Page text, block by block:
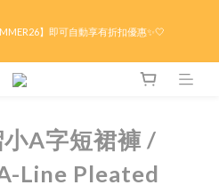
】即可自動享有折扣優惠✨🤍
港澳順豐免運🚚每天3pm前下單現貨最
A字短裙褲 /
Line Pleated